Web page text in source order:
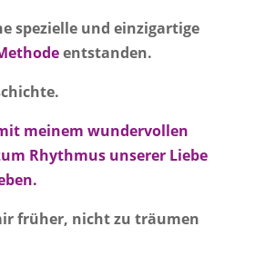
spezielle und einzigartige
entstanden.
meinem wundervollen
Rhythmus unserer Liebe
früher, nicht zu träumen